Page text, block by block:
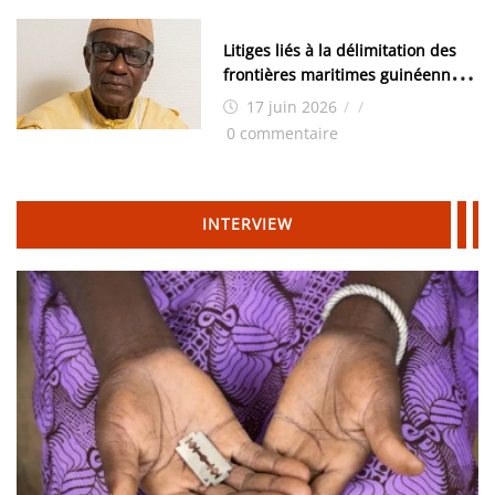
Litiges liés à la délimitation des
frontières maritimes guinéennes:
Idrissa Chérif écrit au ministre
des Hydrocarbures
17 juin 2026 / /
0 commentaire
INTERVIEW